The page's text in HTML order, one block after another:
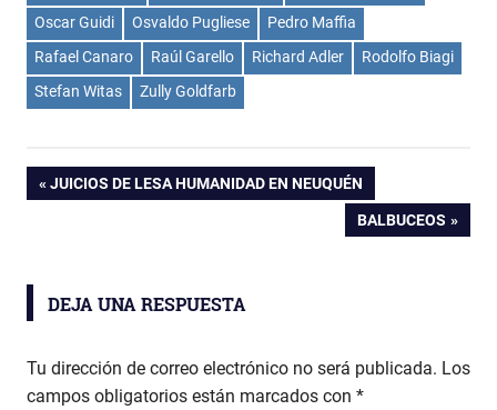
Oscar Guidi
Osvaldo Pugliese
Pedro Maffia
Rafael Canaro
Raúl Garello Richard Adler
Rodolfo Biagi
Stefan Witas
Zully Goldfarb
Navegación
ENTRADA
JUICIOS DE LESA HUMANIDAD EN NEUQUÉN
ENTRADA
BALBUCEOS
DEJA UNA RESPUESTA
Tu dirección de correo electrónico no será publicada. Los
campos obligatorios están marcados con *